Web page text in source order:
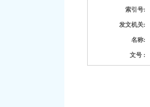
索引号:
发文机关:
名称:
文号 :